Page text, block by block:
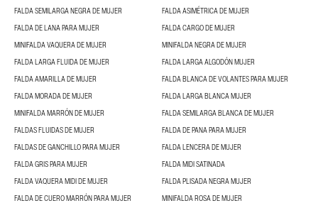
FALDA SEMILARGA NEGRA DE MUJER
FALDA ASIMÉTRICA DE MUJER
FALDA DE LANA PARA MUJER
FALDA CARGO DE MUJER
MINIFALDA VAQUERA DE MUJER
MINIFALDA NEGRA DE MUJER
FALDA LARGA FLUIDA DE MUJER
FALDA LARGA ALGODÓN MUJER
FALDA AMARILLA DE MUJER
FALDA BLANCA DE VOLANTES PARA MUJER
FALDA MORADA DE MUJER
FALDA LARGA BLANCA MUJER
MINIFALDA MARRÓN DE MUJER
FALDA SEMILARGA BLANCA DE MUJER
FALDAS FLUIDAS DE MUJER
FALDA DE PANA PARA MUJER
FALDAS DE GANCHILLO PARA MUJER
FALDA LENCERA DE MUJER
FALDA GRIS PARA MUJER
FALDA MIDI SATINADA
FALDA VAQUERA MIDI DE MUJER
FALDA PLISADA NEGRA MUJER
FALDA DE CUERO MARRÓN PARA MUJER
MINIFALDA ROSA DE MUJER